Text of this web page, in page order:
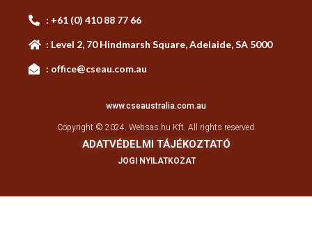
: +61 (0) 410 88 77 66
: Level 2, 70 Hindmarsh Square, Adelaide, SA 5000
: office@cseau.com.au
www.cseaustralia.com.au
Copyright © 2024.Websas.hu Kft. All rights reserved.
ADATVÉDELMI TÁJÉKOZTATÓ
JOGI NYILATKOZAT